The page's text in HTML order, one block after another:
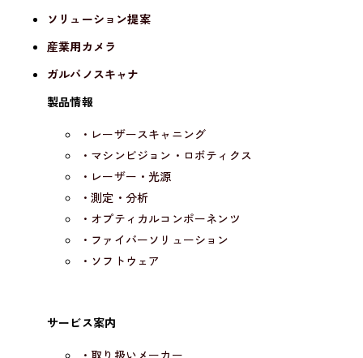
ソリューション提案
産業用カメラ
ガルバノスキャナ
製品情報
・レーザースキャニング
・マシンビジョン・ロボティクス
・レーザー・光源
・測定・分析
・オプティカルコンポーネンツ
・ファイバーソリューション
・ソフトウェア
サービス案内
・取り扱いメーカー